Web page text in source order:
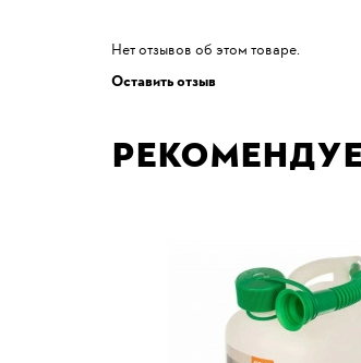
Нет отзывов об этом товаре.
Оставить отзыв